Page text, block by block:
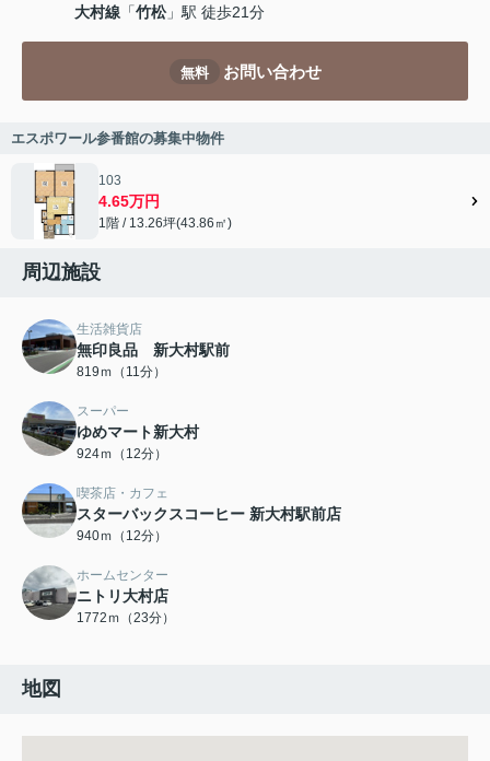
大村線 「竹松」駅 徒歩21分
無料 お問い合わせ
エスポワール参番館の募集中物件
103
4.65万円
1階 / 13.26坪(43.86㎡)
周辺施設
生活雑貨店
無印良品 新大村駅前
819ｍ（11分）
スーパー
ゆめマート新大村
924ｍ（12分）
喫茶店・カフェ
スターバックスコーヒー 新大村駅前店
940ｍ（12分）
ホームセンター
ニトリ大村店
1772ｍ（23分）
地図